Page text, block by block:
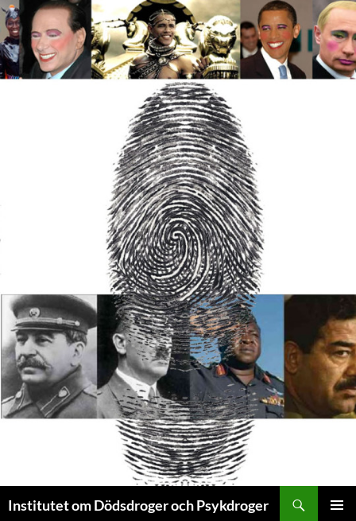
Institutet om Dödsdroger och Psykdroger